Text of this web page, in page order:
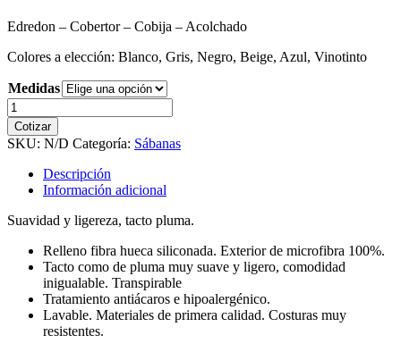
Edredon – Cobertor – Cobija – Acolchado
Colores a elección: Blanco, Gris, Negro, Beige, Azul, Vinotinto
Medidas
Acolchado
Edredón
Cobertor
Cobija
Bicolor
cantidad
Cotizar
SKU: N/D Categoría: Sábanas
Descripción
Información adicional
Suavidad y ligereza, tacto pluma.
Relleno fibra hueca siliconada. Exterior de microfibra 100%.
Tacto como de pluma muy suave y ligero, comodidad
inigualable. Transpirable
Tratamiento antiácaros e hipoalergénico.
Lavable. Materiales de primera calidad. Costuras muy
resistentes.